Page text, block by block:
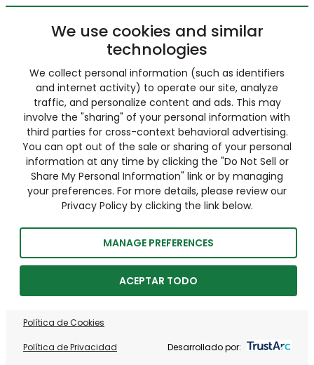
We use cookies and similar
technologies
We collect personal information (such as identifiers
and internet activity) to operate our site, analyze
traffic, and personalize content and ads. This may
involve the "sharing" of your personal information with
third parties for cross-context behavioral advertising.
You can opt out of the sale or sharing of your personal
information at any time by clicking the "Do Not Sell or
Share My Personal Information" link or by managing
your preferences. For more details, please review our
Privacy Policy by clicking the link below.
MANAGE PREFERENCES
ACEPTAR TODO
Política de Cookies
Política de Privacidad Desarrollado por: